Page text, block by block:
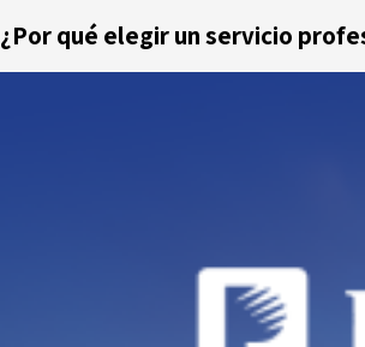
¿Por qué elegir un servicio